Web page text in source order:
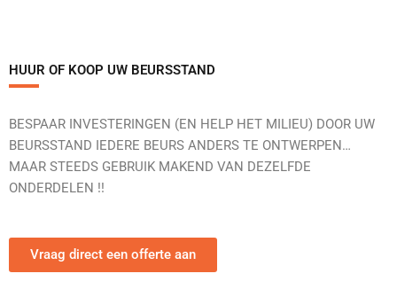
HUUR OF KOOP UW BEURSSTAND
BESPAAR INVESTERINGEN (EN HELP HET MILIEU) DOOR UW
BEURSSTAND IEDERE BEURS ANDERS TE ONTWERPEN…
MAAR STEEDS GEBRUIK MAKEND VAN DEZELFDE
ONDERDELEN !!
Vraag direct een offerte aan